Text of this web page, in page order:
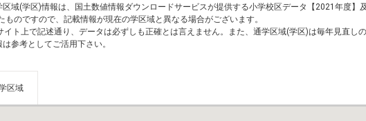
域(学区)情報は、国土数値情報ダウンロードサービスが提供する小学校区データ【2021年度】
のですので、記載情報が現在の学区域と異なる場合がございます。
イト上で記述通り、データは必ずしも正確とは言えません。また、通学区域(学区)は毎年見直し
参考としてご活用下さい。
区域